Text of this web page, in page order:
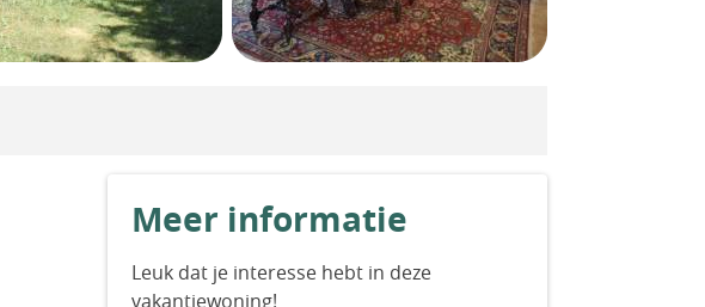
Meer informatie
Leuk dat je interesse hebt in deze
vakantiewoning!